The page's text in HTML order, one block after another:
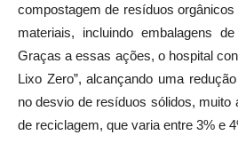
compostagem de resíduos
materiais, incluindo embalagens
Graças a essas ações, o hospital
Lixo Zero”, alcançando uma
no desvio de resíduos sólidos, muito
de reciclagem, que varia entre 3% e